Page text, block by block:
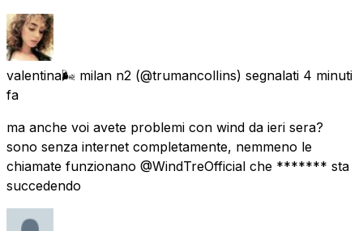
valentina🌬 milan n2 (@trumancolIins) segnalati 4 minuti
fa
ma anche voi avete problemi con wind da ieri sera?
sono senza internet completamente, nemmeno le
chiamate funzionano @WindTreOfficial che ******* sta
succedendo